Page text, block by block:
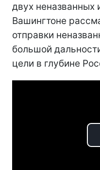
двух неназванных
Вашингтоне
отправки
большой
цели в глубине